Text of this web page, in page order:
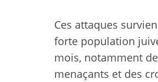
Ces attaques
forte population
mois, notamment
menaçants et des